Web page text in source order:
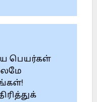
பெயர்கள்